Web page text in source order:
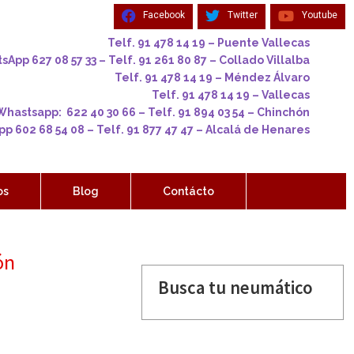
Facebook Twitter Youtube
Telf. 91 478 14 19 – Puente Vallecas
627 08 57 33 – Telf. 91 261 80 87 – Collado Villalba
Telf. 91 478 14 19 – Méndez Álvaro
Telf. 91 478 14 19 – Vallecas
622 40 30 66 – Telf. 91 894 03 54 – Chinchón
602 68 54 08 – Telf. 91 877 47 47 – Alcalá de Henares
Blog Contácto
Busca tu neumático